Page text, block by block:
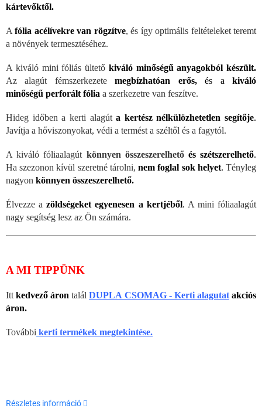
kártevőktől.
Afólia acélívekre van rögzítve, és így optimális feltételeket teremt
a növények termesztéséhez.
A kiváló mini fóliás ültető kiváló minőségű anyagokból készült.
Az alagút fémszerkezetemegbízhatóan erős,és akiváló
minőségű perforált fólia a szerkezetre van feszítve.
Hideg időben a kerti alagúta kertész nélkülözhetetlen segítője.
Javítja a hőviszonyokat, védi a termést a széltől és a fagytól.
A kiváló fóliaalagút könnyen összeszerelhető és szétszerelhető.
Ha szezonon kívül szeretné tárolni,nem foglal sok helyet. Tényleg
nagyon könnyen összeszerelhető.
Élvezze azöldségeket egyenesen a kertjéből. A mini fóliaalagút
nagy segítség lesz az Ön számára.
A MI TIPPÜNK
Ittkedvező áron találDUPLA CSOMAG - Kerti alagutat akciós
áron.
További kerti termékek megtekintése.
Részletes információ